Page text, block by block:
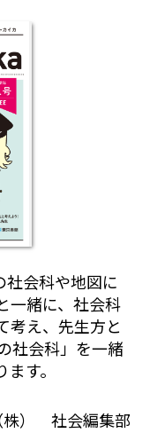
社会科や地図に
一緒に、社会科
考え、先生方と
社会科」を一緒
す。
株） 社会編集部